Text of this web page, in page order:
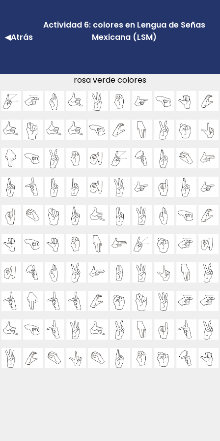
◀Atrás
Actividad 6: colores en Lengua de Señas
Mexicana (LSM)
rosa verde colores